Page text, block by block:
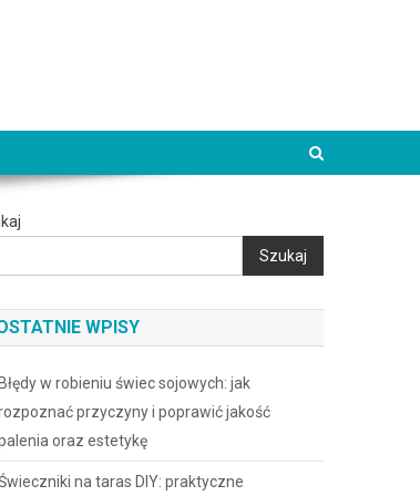
Szukaj
WPISY
Błędy w robieniu świec sojowych: jak
przyczyny i poprawić jakość
oraz estetykę
na taras DIY: praktyczne